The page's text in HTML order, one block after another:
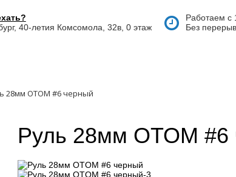
40-летия Комсомола, 32в, 0 этаж
Работаем с
Без
28мм OTOM #6 черный
Руль 28мм OTOM #6